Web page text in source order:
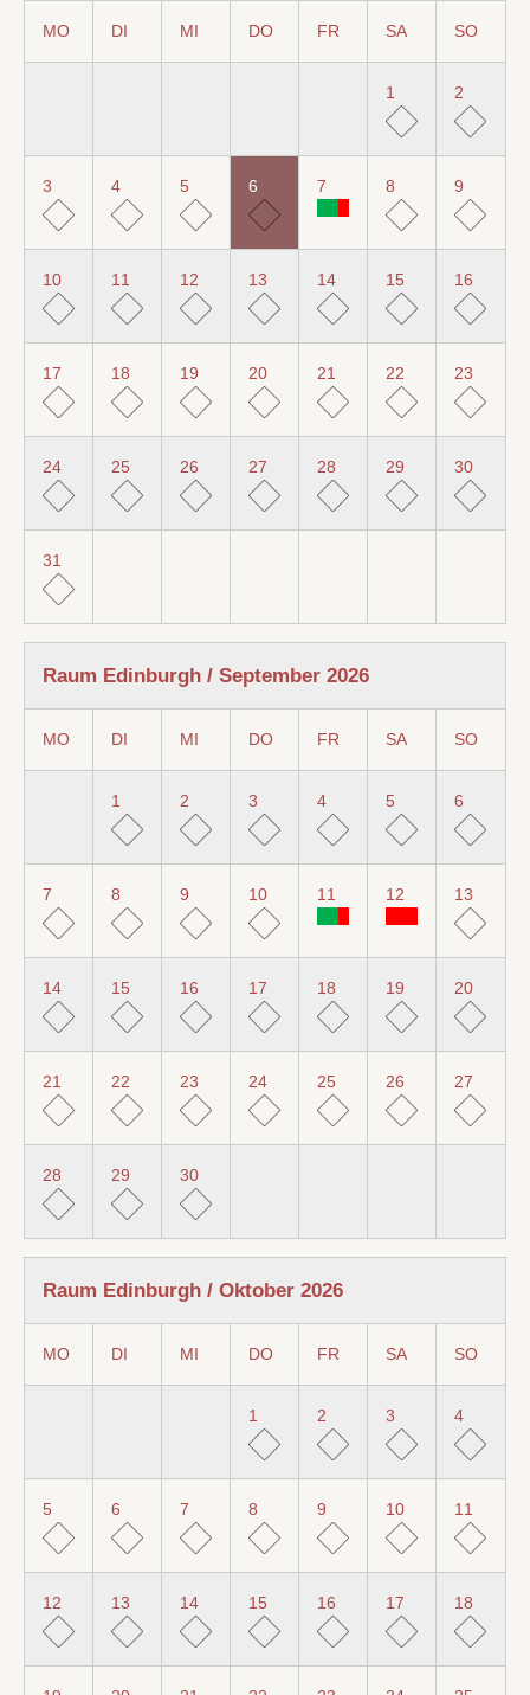
MO DI MI DO FR SA SO
1 2
3 4 5 6 7 8 9
10 11 12 13 14 15 16
17 18 19 20 21 22 23
24 25 26 27 28 29 30
31
Raum Edinburgh / September 2026
MO DI MI DO FR SA SO
1 2 3 4 5 6
7 8 9 10 11 12 13
14 15 16 17 18 19 20
21 22 23 24 25 26 27
28 29 30
Raum Edinburgh / Oktober 2026
MO DI MI DO FR SA SO
1 2 3 4
5 6 7 8 9 10 11
12 13 14 15 16 17 18